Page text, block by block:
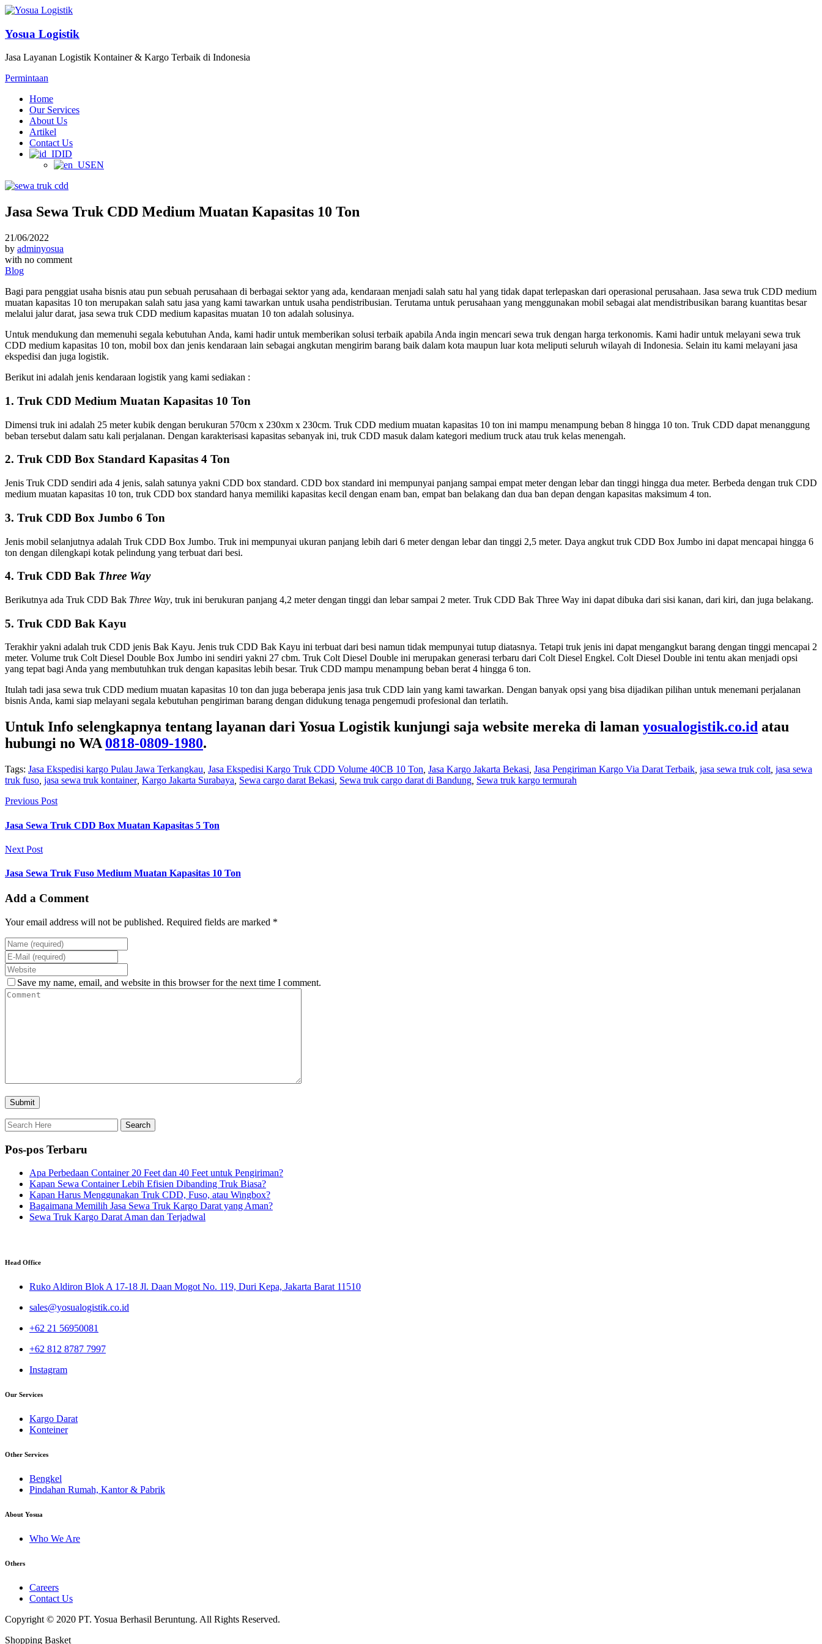
Yosua Logistik
Jasa Layanan Logistik Kontainer & Kargo Terbaik di Indonesia
Permintaan
Home
Our Services
About Us
Artikel
Contact Us
ID
EN
Jasa Sewa Truk CDD Medium Muatan Kapasitas 10 Ton
21/06/2022
by adminyosua
with no comment
Blog
Bagi para penggiat usaha bisnis atau pun sebuah perusahaan di berbagai sektor yang ada, kendaraan menjadi salah satu hal yang tidak dapat terlepaskan dari operasional perusahaan. Jasa sewa truk CDD medium
muatan kapasitas 10 ton merupakan salah satu jasa yang kami tawarkan untuk usaha pendistribusian. Terutama untuk perusahaan yang menggunakan mobil sebagai alat mendistribusikan barang kuantitas besar
melalui jalur darat, jasa sewa truk CDD medium kapasitas muatan 10 ton adalah solusinya.
Untuk mendukung dan memenuhi segala kebutuhan Anda, kami hadir untuk memberikan solusi terbaik apabila Anda ingin mencari sewa truk dengan harga terkonomis. Kami hadir untuk melayani sewa truk
CDD medium kapasitas 10 ton, mobil box dan jenis kendaraan lain sebagai angkutan mengirim barang baik dalam kota maupun luar kota meliputi seluruh wilayah di Indonesia. Selain itu kami melayani jasa
ekspedisi dan juga logistik.
Berikut ini adalah jenis kendaraan logistik yang kami sediakan :
1. Truk CDD Medium Muatan Kapasitas 10 Ton
Dimensi truk ini adalah 25 meter kubik dengan berukuran 570cm x 230xm x 230cm. Truk CDD medium muatan kapasitas 10 ton ini mampu menampung beban 8 hingga 10 ton. Truk CDD dapat menanggung
beban tersebut dalam satu kali perjalanan. Dengan karakterisasi kapasitas sebanyak ini, truk CDD masuk dalam kategori medium truck atau truk kelas menengah.
2. Truk CDD Box Standard Kapasitas 4 Ton
Jenis Truk CDD sendiri ada 4 jenis, salah satunya yakni CDD box standard. CDD box standard ini mempunyai panjang sampai empat meter dengan lebar dan tinggi hingga dua meter. Berbeda dengan truk CDD
medium muatan kapasitas 10 ton, truk CDD box standard hanya memiliki kapasitas kecil dengan enam ban, empat ban belakang dan dua ban depan dengan kapasitas maksimum 4 ton.
3. Truk CDD Box Jumbo 6 Ton
Jenis mobil selanjutnya adalah Truk CDD Box Jumbo. Truk ini mempunyai ukuran panjang lebih dari 6 meter dengan lebar dan tinggi 2,5 meter. Daya angkut truk CDD Box Jumbo ini dapat mencapai hingga 6
ton dengan dilengkapi kotak pelindung yang terbuat dari besi.
4. Truk CDD Bak Three Way
Berikutnya ada Truk CDD Bak Three Way, truk ini berukuran panjang 4,2 meter dengan tinggi dan lebar sampai 2 meter. Truk CDD Bak Three Way ini dapat dibuka dari sisi kanan, dari kiri, dan juga belakang.
5. Truk CDD Bak Kayu
Terakhir yakni adalah truk CDD jenis Bak Kayu. Jenis truk CDD Bak Kayu ini terbuat dari besi namun tidak mempunyai tutup diatasnya. Tetapi truk jenis ini dapat mengangkut barang dengan tinggi mencapai 2
meter. Volume truk Colt Diesel Double Box Jumbo ini sendiri yakni 27 cbm. Truk Colt Diesel Double ini merupakan generasi terbaru dari Colt Diesel Engkel. Colt Diesel Double ini tentu akan menjadi opsi
yang tepat bagi Anda yang membutuhkan truk dengan kapasitas lebih besar. Truk CDD mampu menampung beban berat 4 hingga 6 ton.
Itulah tadi jasa sewa truk CDD medium muatan kapasitas 10 ton dan juga beberapa jenis jasa truk CDD lain yang kami tawarkan. Dengan banyak opsi yang bisa dijadikan pilihan untuk menemani perjalanan
bisnis Anda, kami siap melayani segala kebutuhan pengiriman barang dengan didukung tenaga pengemudi profesional dan terlatih.
Untuk Info selengkapnya tentang layanan dari Yosua Logistik kunjungi saja website mereka di laman yosualogistik.co.id atau
hubungi no WA0818-0809-1980.
Tags: Jasa Ekspedisi kargo Pulau Jawa Terkangkau Jasa Ekspedisi Kargo Truk CDD Volume 40CB 10 Ton Jasa Kargo Jakarta Bekasi Jasa Pengiriman Kargo Via Darat Terbaik jasa sewa truk colt jasa sewa
truk fuso jasa sewa truk kontainer, Kargo Jakarta Surabaya Sewa cargo darat Bekasi Sewa truk cargo darat di Bandung Sewa truk kargo termurah
Previous Post
Jasa Sewa Truk CDD Box Muatan Kapasitas 5 Ton
Next Post
Jasa Sewa Truk Fuso Medium Muatan Kapasitas 10 Ton
Add a Comment
Your email address will not be published. Required fields are marked *
Save my name, email, and website in this browser for the next time I comment.
Pos-pos Terbaru
Apa Perbedaan Container 20 Feet dan 40 Feet untuk Pengiriman?
Kapan Sewa Container Lebih Efisien Dibanding Truk Biasa?
Kapan Harus Menggunakan Truk CDD, Fuso, atau Wingbox?
Bagaimana Memilih Jasa Sewa Truk Kargo Darat yang Aman?
Sewa Truk Kargo Darat Aman dan Terjadwal
Head Office
Ruko Aldiron Blok A 17-18 Jl. Daan Mogot No. 119, Duri Kepa, Jakarta Barat 11510
sales@yosualogistik.co.id
+62 21 56950081
+62 812 8787 7997
Instagram
Our Services
Kargo Darat
Konteiner
Other Services
Bengkel
Pindahan Rumah, Kantor & Pabrik
About Yosua
Who We Are
Others
Careers
Contact Us
Copyright © 2020 PT. Yosua Berhasil Beruntung. All Rights Reserved.
Shopping Basket